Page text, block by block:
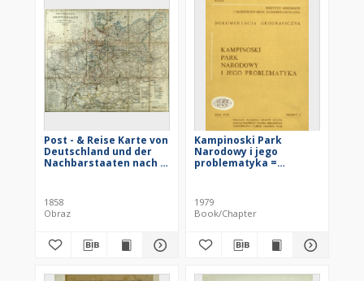
Post - & Reise Karte von
Deutschland und der
Nachbarstaaten nach F.
1858
Obraz
Kampinoski Park
Narodowy i jego
problematyka =
1979
Book/Chapter